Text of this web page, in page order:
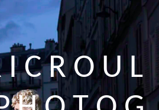
I C R O U L